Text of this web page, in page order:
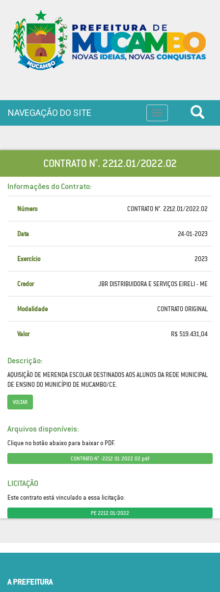
Toggle
navigation
NAVEGAÇÃO DO SITE
CONTRATO N°. 2212.01/2022.02
Informações do Contrato:
Número CONTRATO N°. 2212.01/2022.02
Data 24-01-2023
Exercício 2023
Credor JBR DISTRIBUIDORA E SERVIÇOS EIRELI - ME
Modalidade CONTRATO ORIGINAL
Valor R$ 519.431,04
Descrição:
AQUISIÇÃO DE MERENDA ESCOLAR DESTINADOS AOS ALUNOS DA REDE MUNICIPAL
DE ENSINO DO MUNICÍPIO DE MUCAMBO/CE.
VOLTAR
Arquivos disponíveis:
Clique no botão abaixo para baixar o PDF.
CONTRATO-N°.-2212.01.2022.02.pdf
LICITAÇÃO
Este contrato está vinculado a essa licitação:
PE 2212.01/2022
A PREFEITURA